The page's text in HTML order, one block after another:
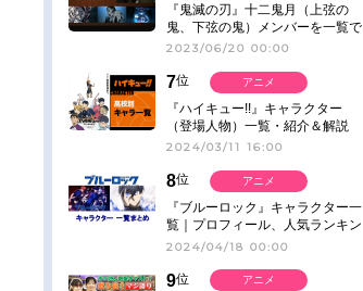
『鬼滅の刃』十二鬼月（上弦の
鬼、下弦の鬼）メンバーを一覧で
紹介＆解説（登場鬼の情報まと
2023/06/20 00:00
7位
『ハイキュー!!』キャラクター
（登場人物）一覧・紹介＆解説
2024/03/11 16:00
アニメ
8位
『ブルーロック』キャラクター一
覧｜プロフィール、人気ランキン
グ、キャラソン、診断など気にな
2024/04/18 00:00
アニメ
9位
アニメ